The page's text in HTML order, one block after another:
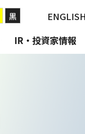
黒 ENGLISH
IR・投資家情報